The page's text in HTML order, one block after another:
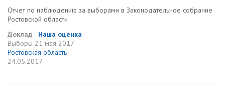
Отчет по наблюдению за выборами в Законодательное собрание
Ростовской области
Доклад
Наша оценка
Выборы 21 мая 2017
Ростовская область
24.05.2017